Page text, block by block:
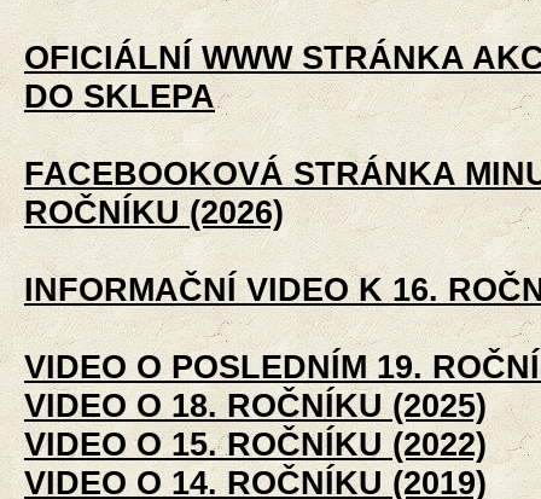
OFICIÁLNÍ WWW STRÁNKA
DO SKLEPA
FACEBOOKOVÁ STRÁNKA
ROČNÍKU (2026)
INFORMAČNÍ VIDEO K 16.
VIDEO O POSLEDNÍM 19.
VIDEO O 18. ROČNÍKU (2025)
VIDEO O 15. ROČNÍKU (2022)
VIDEO O 14. ROČNÍKU (2019)